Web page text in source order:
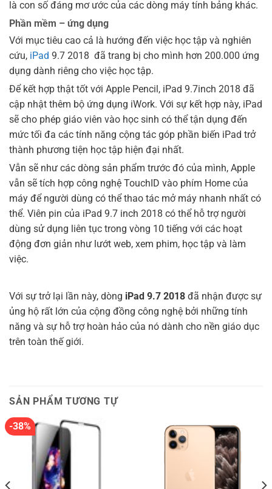
là con số đáng mơ ước của các dòng máy tính bảng khác.
Phần mềm – ứng dụng
Với mục tiêu cao cả là hướng đến việc học tập và nghiên
cứu, iPad 9.7 2018 đã trang bị cho mình hơn 200.000 ứng
dụng dành riêng cho việc học tập.
Để kết hợp thật tốt với Apple Pencil, iPad 9.7inch 2018 đã
cập nhật thêm bộ ứng dụng iWork. Với sự kết hợp này, iPad
sẽ cho phép giáo viên vào học sinh có thể tận dụng đến
mức tối đa các tính năng cộng tác góp phần biến iPad trở
thành phương tiện học tập hiện đại nhất.
Vẫn sẽ như các dòng sản phẩm trước đó của mình, Apple
vẫn sẽ tích hợp công nghệ TouchID vào phím Home của
máy để người dùng có thể thao tác mở máy nhanh nhất có
thể. Viên pin của iPad 9.7 inch 2018 có thể hỗ trợ người
dùng sử dụng liên tục trong vòng 10 tiếng với các hoạt
động đơn giản như lướt web, xem phim, học tập và làm
việc.
Với sự trở lại lần này, dòng iPad 9.7 2018 đã nhận được sự
ủng hộ rất lớn của cộng đồng công nghệ bởi những tính
năng và sự hỗ trợ hoàn hảo của nó dành cho nền giáo dục
trên toàn thế giới.
SẢN PHẨM TƯƠNG TỰ
-38%